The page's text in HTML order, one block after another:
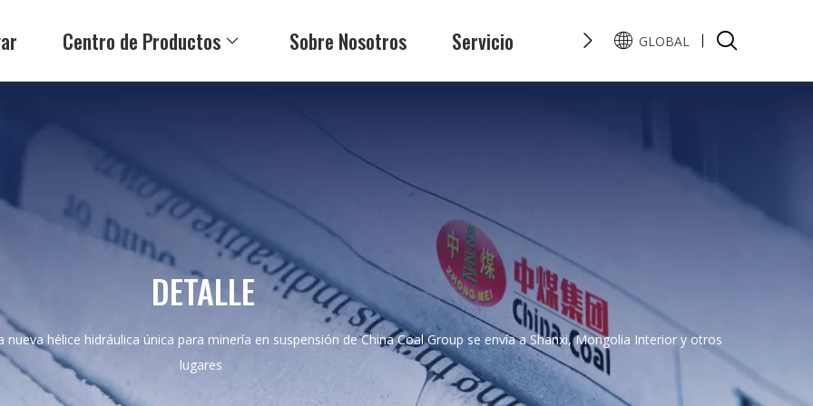
Centro de Productos Sobre Nosotros Servicio Honor Preguntas y
GLOBAL
DETALLE
nueva hélice hidráulica única para minería en suspensión de China Coal Group se envía a Shanxi, Mongolia Interior y otros
lugares